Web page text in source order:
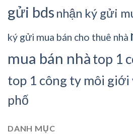
gửi bds nhận ký gửi
ký gửi mua bán cho thuê nhà
mua bán nhàtop 1
top 1 công ty môi giới
phố
DANH MỤC